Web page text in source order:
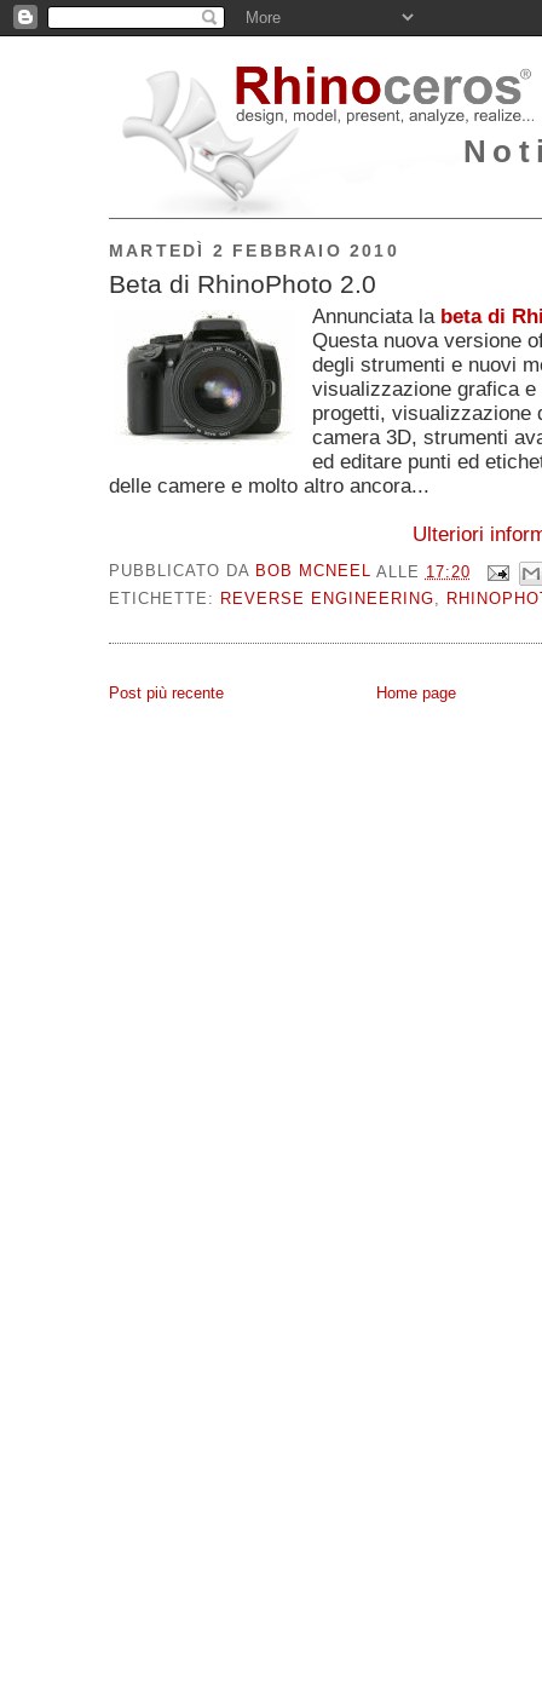
MARTEDÌ 2 FEBBRAIO 2010
Beta di RhinoPhoto 2.0
Annunciata la beta di
Questa nuova versione
degli strumenti e nuovi
visualizzazione grafica e
progetti, visualizzazione
camera 3D, strumenti
ed editare punti ed
delle camere e molto altro ancora...
Ulteriori
PUBBLICATO DA BOB MCNEEL ALLE 17:20
ETICHETTE:
REVERSE ENGINEERING,
Post più recente Home page